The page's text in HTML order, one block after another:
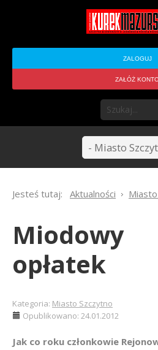
ZALOGUJ
ZAŁÓŻ
Jesteś tutaj: Aktualności
Miodowy
opłatek
Kategoria: Miasto Szczytno
Opublikowano: 24.01.2012
Jak co roku członkowie